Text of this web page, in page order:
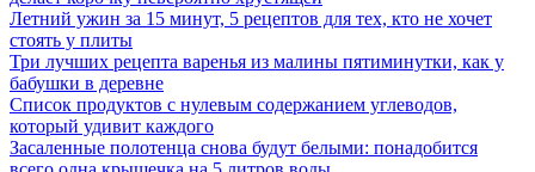
Летний ужин за 15 минут, 5 рецептов для тех, кто не хочет
стоять у плиты
Три лучших рецепта варенья из малины пятиминутки, как у
бабушки в деревне
Список продуктов с нулевым содержанием углеводов,
который удивит каждого
Засаленные полотенца снова будут белыми: понадобится